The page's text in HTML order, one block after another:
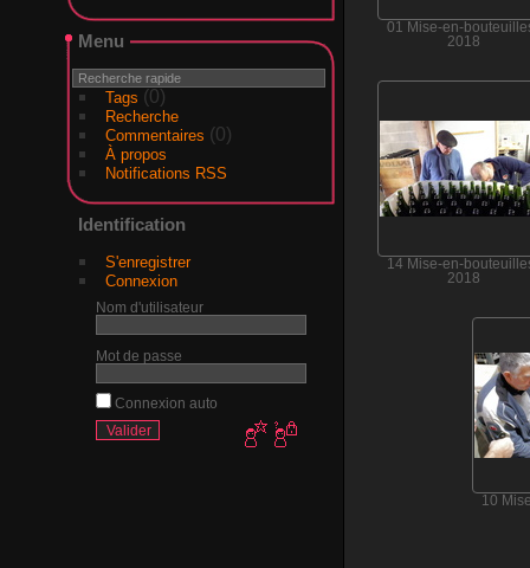
Menu
Tags (0)
Recherche
Commentaires (0)
À propos
Notifications RSS
Identification
S'enregistrer
Connexion
Nom d'utilisateur
Mot de passe
Connexion auto
01 Mise-en-
2018
14 Mise-en-
2018
10